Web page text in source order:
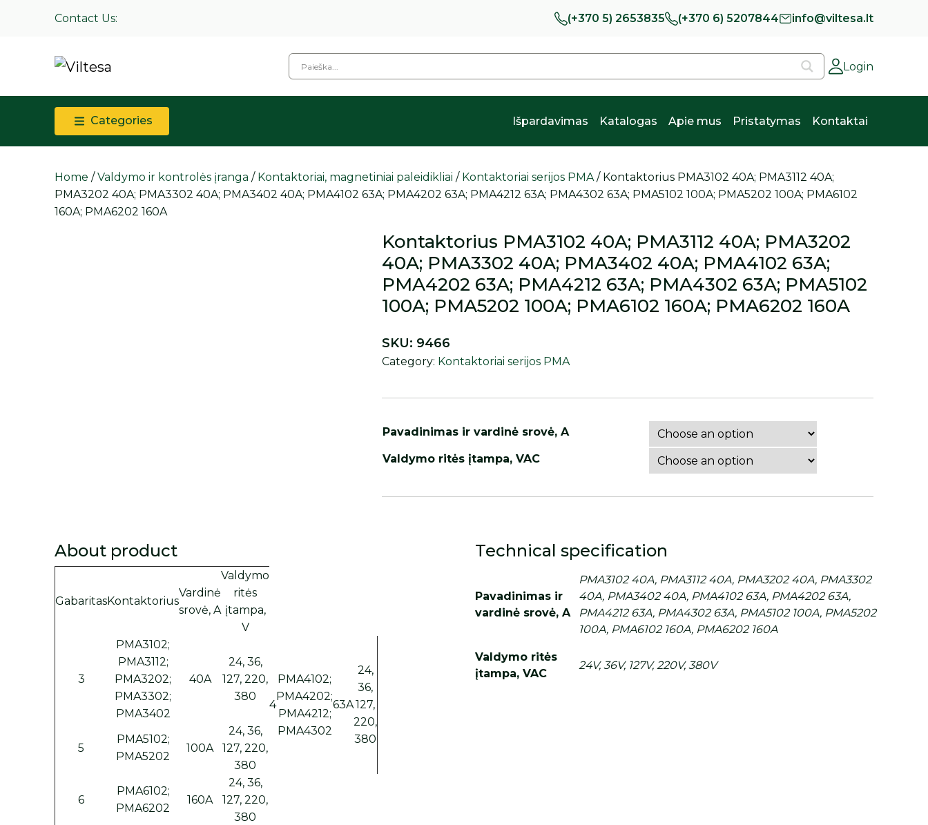
Contact Us: (+370 5) 2653835 (+370 6) 5207844 info@viltesa.lt
Login
Categories Išpardavimas Katalogas Apie mus Pristatymas Kontaktai
Home /Valdymo ir kontrolės įranga / Kontaktoriai, magnetiniai paleidikliai / Kontaktoriai serijos PMA/ Kontaktorius PMA3102 40A; PMA3112 40A;
PMA3202 40A; PMA3302 40A; PMA3402 40A; PMA4102 63A; PMA4202 63A; PMA4212 63A; PMA4302 63A; PMA5102 100A; PMA5202 100A; PMA6102
160A; PMA6202 160A
Kontaktorius PMA3102 40A; PMA3112 40A; PMA3202
40A; PMA3302 40A; PMA3402 40A; PMA4102 63A;
PMA4202 63A; PMA4212 63A; PMA4302 63A; PMA5102
100A; PMA5202 100A; PMA6102 160A; PMA6202 160A
Pavadinimas ir vardinė srovė, A
Valdymo ritės įtampa, VAC
SKU: 9466
Category: Kontaktoriai serijos PMA
About product
GabaritasKontaktorius
Vardinė
srovė, A
Valdymo
ritės
įtampa,
V
3
PMA3102;
PMA3112;
PMA3202;
PMA3302;
PMA3402
40A
24, 36,
127, 220,
380
4
PMA4102;
PMA4202;
PMA4212;
PMA4302
63A
24,
36,
127,
220,
380
5
PMA5102;
PMA5202
100A
24, 36,
127, 220,
380
6
PMA6102;
PMA6202
160A
24, 36,
127, 220,
380
Technical specification
Pavadinimas ir
vardinė srovė, A
PMA3102 40A, PMA3112 40A, PMA3202 40A, PMA3302
40A, PMA3402 40A, PMA4102 63A, PMA4202 63A,
PMA4212 63A, PMA4302 63A, PMA5102 100A, PMA5202
100A, PMA6102 160A, PMA6202 160A
Valdymo ritės
įtampa, VAC
24V, 36V, 127V, 220V, 380V